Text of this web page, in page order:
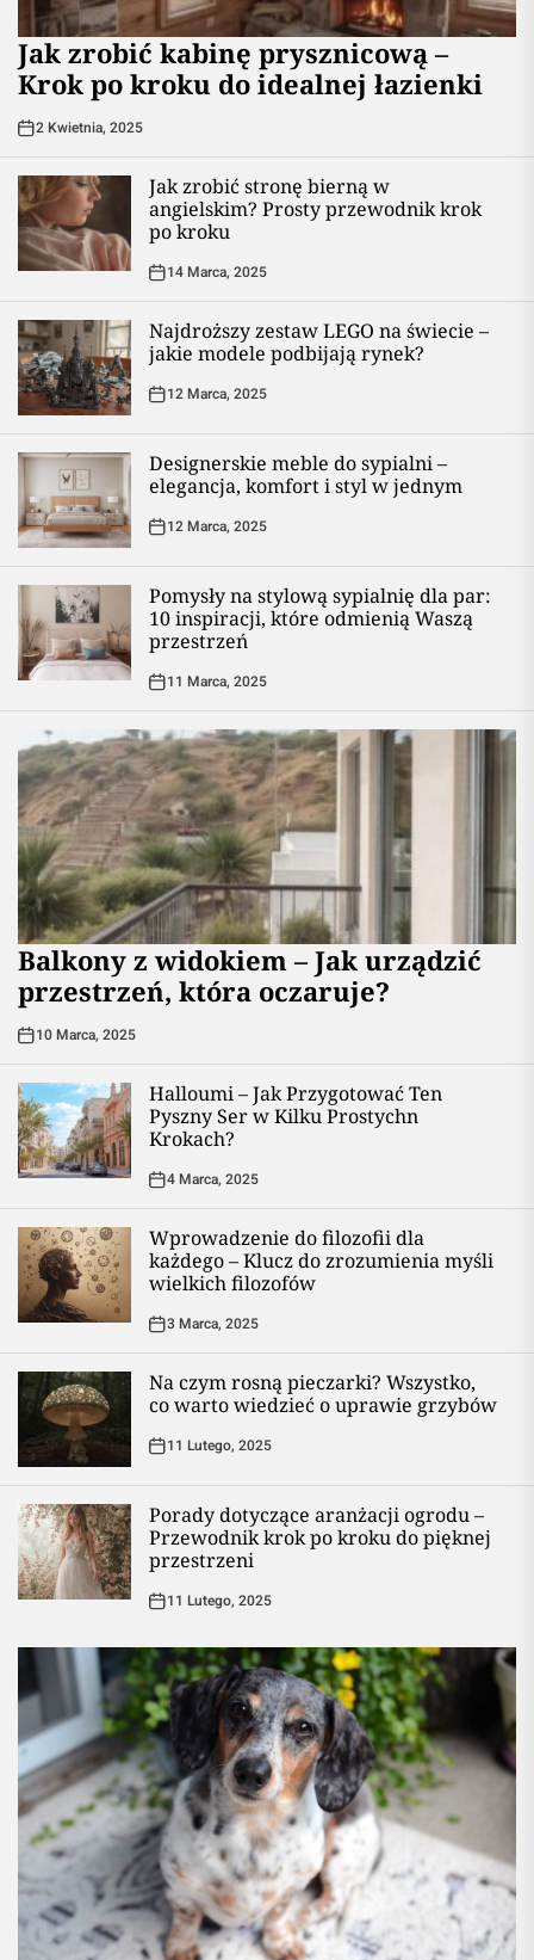
Jak zrobić kabinę prysznicową –
Krok po kroku do idealnej łazienki
2 Kwietnia, 2025
Jak zrobić stronę bierną w
angielskim? Prosty przewodnik krok
po kroku
14 Marca, 2025
Najdroższy zestaw LEGO na świecie –
jakie modele podbijają rynek?
12 Marca, 2025
Designerskie meble do sypialni –
elegancja, komfort i styl w jednym
12 Marca, 2025
Pomysły na stylową sypialnię dla par:
10 inspiracji, które odmienią Waszą
przestrzeń
11 Marca, 2025
Balkony z widokiem – Jak urządzić
przestrzeń, która oczaruje?
10 Marca, 2025
Halloumi – Jak Przygotować Ten
Pyszny Ser w Kilku Prostychn
Krokach?
4 Marca, 2025
Wprowadzenie do filozofii dla
każdego – Klucz do zrozumienia myśli
wielkich filozofów
3 Marca, 2025
Na czym rosną pieczarki? Wszystko,
co warto wiedzieć o uprawie grzybów
11 Lutego, 2025
Porady dotyczące aranżacji ogrodu –
Przewodnik krok po kroku do pięknej
przestrzeni
11 Lutego, 2025